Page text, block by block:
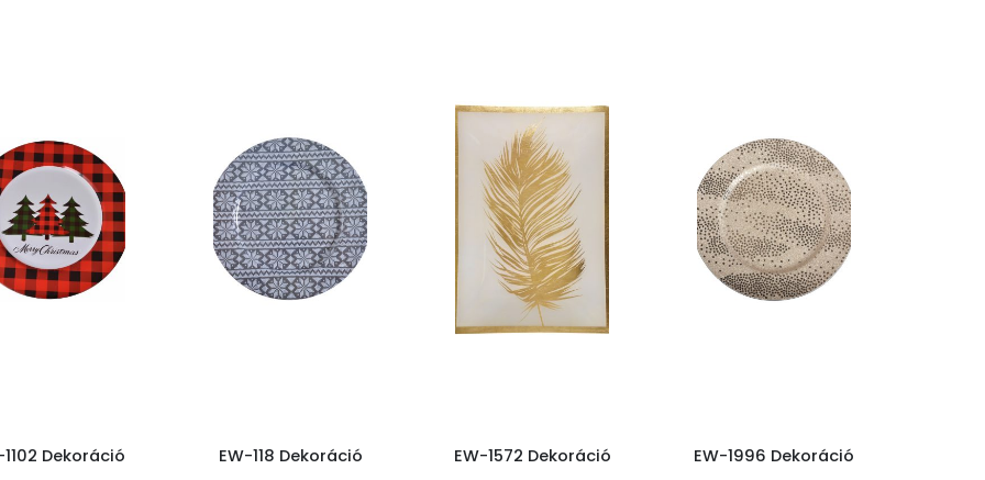
1102 Dekoráció EW-118 Dekoráció EW-1572 Dekoráció EW-1996 Dekoráció